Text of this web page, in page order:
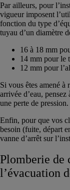
Par ailleurs, pour
vigueur imposent
fonction du type
tuyau d’un diamètre
16 à 18 mm
14 mm pour le
12 mm pour
Si vous êtes amené à
arrivée d’eau,
une perte de pression.
Enfin, pour que vos
besoin (fuite, départ
vanne d’arrêt sur
Plomberie de
l’évacuation